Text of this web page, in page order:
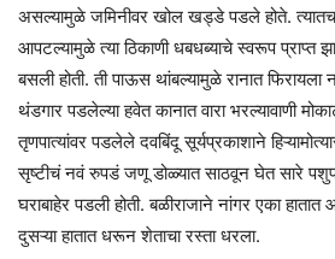
असल्यामुळे जमिनीवर खोल खड्डे पडले होते. त्यातच
आपटल्यामुळे त्या ठिकाणी धबधब्याचे स्वरूप प्राप्त
बसली होती. ती पाऊस थांबल्यामुळे रानात फिरायला
थंडगार पडलेल्या हवेत कानात वारा भरल्यावाणी
तृणपात्यांवर पडलेले दवबिंदू सूर्यप्रकाशाने
सृष्टीचं नवं रुपडं जणू डोळ्यात साठवून घेत सारे
घराबाहेर पडली होती. बळीराजाने नांगर एका हातात
दुसऱ्या हातात धरून शेताचा रस्ता धरला.